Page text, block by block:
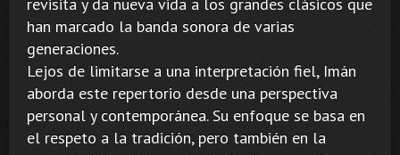
han marcado la banda sonora de varias
generaciones.
Lejos de limitarse a una interpretación fiel, Imán
aborda este repertorio desde una perspectiva
personal y contemporánea. Su enfoque se basa en
el respeto a la tradición, pero también en la